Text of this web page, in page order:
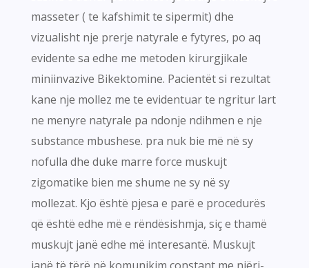
masseter ( te kafshimit te sipermit) dhe
vizualisht nje prerje natyrale e fytyres, po aq
evidente sa edhe me metoden kirurgjikale
miniinvazive Bikektomine. Pacientët si rezultat
kane nje mollez me te evidentuar te ngritur lart
ne menyre natyrale pa ndonje ndihmen e nje
substance mbushese. pra nuk bie më në sy
nofulla dhe duke marre force muskujt
zigomatike bien me shume ne sy në sy
mollezat. Kjo është pjesa e parë e procedurës
që është edhe më e rëndësishmja, siç e thamë
muskujt janë edhe më interesantë. Muskujt